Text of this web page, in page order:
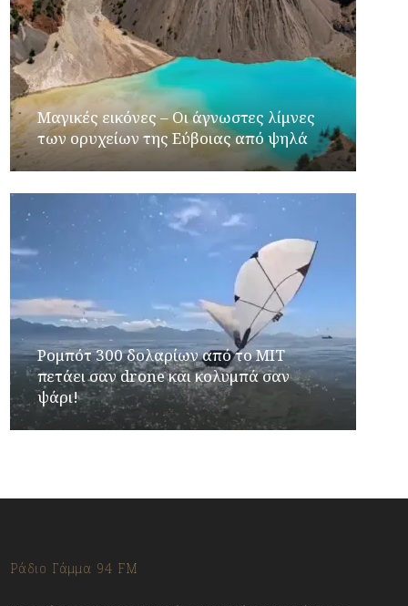
Μαγικές εικόνες – Οι άγνωστες λίμνες
των ορυχείων της Εύβοιας από ψηλά
Ρομπότ 300 δολαρίων από το MIT
πετάει σαν drone και κολυμπά σαν
ψάρι!
Ράδιο Γάμμα 94 FM